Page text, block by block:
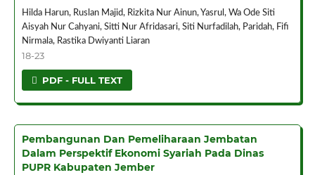
Hilda Harun, Ruslan Majid, Rizkita Nur Ainun, Yasrul, Wa Ode Siti
Aisyah Nur Cahyani, Sitti Nur Afridasari, Siti Nurfadilah, Paridah, Fifi
Nirmala, Rastika Dwiyanti Liaran
18-23
PDF - FULL TEXT
Pembangunan Dan Pemeliharaan Jembatan
Dalam Perspektif Ekonomi Syariah Pada Dinas
PUPR Kabupaten Jember